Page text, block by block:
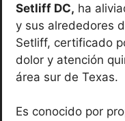
Setliff DC, ha
y sus alrededores
Setliff, certificado
dolor y atención
área sur de Texas.
Es conocido por